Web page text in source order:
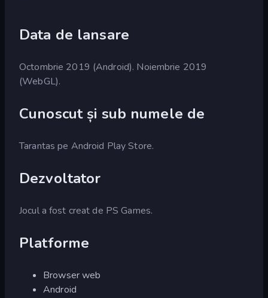
Data de lansare
Octombrie 2019 (Android). Noiembrie 2019
(WebGL).
Cunoscut și sub numele de
Tarantas pe Android Play Store.
Dezvoltator
Jocul a fost creat de PS Games.
Platforme
Browser web
Android